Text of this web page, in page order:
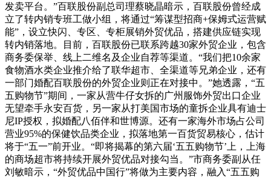
发卖平台。”百联股份副总司理蔡晓晶暗示，百联股份曾经成
立了转内销专班工做小组，将通过“筹谋型招商+保姆式运营赋
能”，设立快闪、专区、专柜展销外贸优品，搭建供应链实现
转内销落地。目前，百联股份已联系跨越30家外贸企业，包含
商务委保举、线上二维名及企业自荐等渠道。“我们把10余家
食物酒水类企业推介给了联华超市、全渠道等兄弟企业，还有
一部门婚配百联股份的外贸企业则正在对接中。”她透露，“五
五购物节”期间，一家从营牛仔女拆的广州服饰外贸出口企业
无望牵手永安百货，另一家从打美国市场的童拆企业具有迪士
尼IP授权，拟婚配八佰伴和世博源。还有一家海外市场占公司
营业95%的保健饮品类企业，拟落地第一百货贸易核心，估计
将于“五一”前开业。“即将揭幕的第六届‘五五购物节’上，上海
的商场超市将持续开展外贸优品对接勾当。”市商务委副从任
刘敏暗示，“外贸优品中国行”将做为主要内容，融入“五五购